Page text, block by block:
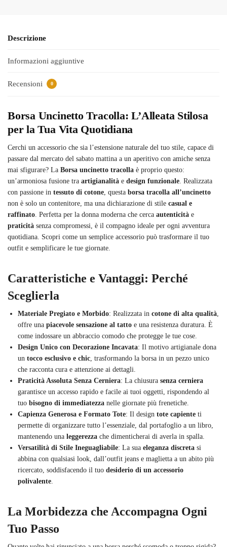
Descrizione
Informazioni aggiuntive
Recensioni 0
Borsa Uncinetto Tracolla: L’Alleata Stilosa
per la Tua Vita Quotidiana
Cerchi un accessorio che sia l’estensione naturale del tuo stile, capace di
passare dal mercato del sabato mattina a un aperitivo con amiche senza
mai sfigurare? La Borsa uncinetto tracolla è proprio questo:
un’armoniosa fusione tra artigianalità e design funzionale . Realizzata
con passione in tessuto di cotone , questa borsa tracolla all’uncinetto
non è solo un contenitore, ma una dichiarazione di stile casual e
raffinato . Perfetta per la donna moderna che cerca autenticità e
praticità senza compromessi, è il compagno ideale per ogni avventura
quotidiana. Scopri come un semplice accessorio può trasformare il tuo
outfit e semplificare le tue giornate.
Caratteristiche e Vantaggi: Perché
Sceglierla
Materiale Pregiato e Morbido: Realizzata in cotone di alta qualità
offre una piacevole sensazione al tatto e una resistenza duratura. È
come indossare un abbraccio comodo che protegge le tue cose.
Design Unico con Decorazione Incavata: Il motivo artigianale dona
un tocco esclusivo e chic , trasformando la borsa in un pezzo unico
che racconta cura e attenzione ai dettagli.
Praticità Assoluta Senza Cerniera: La chiusura senza cerniera
garantisce un accesso rapido e facile ai tuoi oggetti, rispondendo al
tuo bisogno di immediatezza nelle giornate più frenetiche.
Capienza Generosa e Formato Tote: Il design tote capiente ti
permette di organizzare tutto l’essenziale, dal portafoglio a un libro,
mantenendo una leggerezza che dimenticherai di averla in spalla.
Versatilità di Stile Ineguagliabile: La sua eleganza discreta si
abbina con qualsiasi look, dall’outfit jeans e maglietta a un abito più
ricercato, soddisfacendo il tuo desiderio di un accessorio
polivalente
La Morbidezza che Accompagna Ogni
Tuo Passo